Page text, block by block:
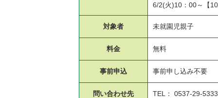
6/2(火)10：00～【10
対象者 未就園児親子
料金 無料
事前申込 事前申し込み不要
問い合わせ先 TEL： 0537-29-5333